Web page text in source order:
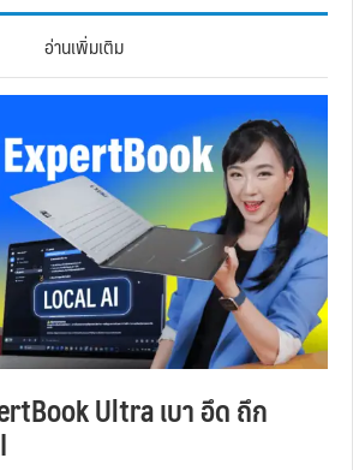
อ่านเพิ่มเติม
Ultra เบา อึด ถึก